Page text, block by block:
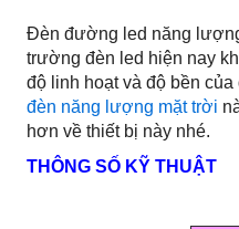
Đèn đường led năng
trường đèn led hiện nay
độ linh hoạt và độ bền
đèn năng lượng mặt trời
hơn về thiết bị này nhé.
THÔNG SỐ KỸ THUẬT